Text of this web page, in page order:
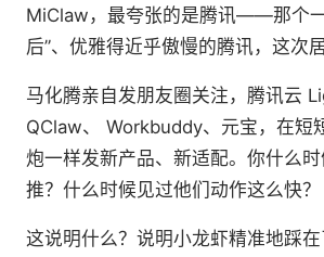
MiClaw，最夸张的是腾讯——那个
后”、优雅得近乎傲慢的腾讯，这次
马化腾亲自发朋友圈关注，腾讯云
QClaw、 Workbuddy、元宝，在短
炮一样发新产品、新适配。你什么
推？什么时候见过他们动作这么快？
这说明什么？说明小龙虾精准地踩